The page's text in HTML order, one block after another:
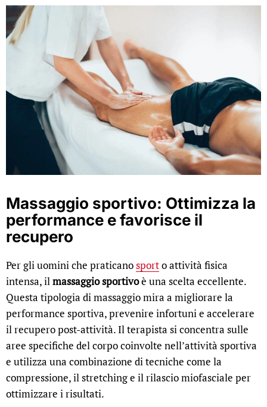
Massaggio sportivo: Ottimizza la
performance e favorisce il
recupero
Per gli uomini che praticanosporto attività fisica
intensa, ilmassaggio sportivoè una scelta eccellente.
Questa tipologia di massaggio mira a migliorare la
performance sportiva, prevenire infortuni e accelerare
il recupero post-attività. Il terapista si concentra sulle
aree specifiche del corpo coinvolte nell’attività sportiva
e utilizza una combinazione di tecniche come la
compressione, il stretching e il rilascio miofasciale per
ottimizzare i risultati.